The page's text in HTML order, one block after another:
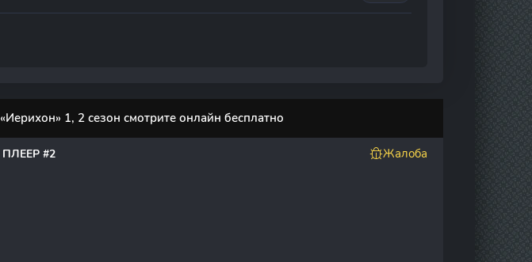
«Иерихон» 1, 2 сезон смотрите онлайн бесплатно
ПЛЕЕР #2 Жалоба